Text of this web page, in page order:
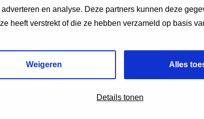
en analyse. Deze partners kunnen deze
heeft verstrekt of die ze hebben verzameld op basis
Weigeren Alles
Details tonen
Lange Noordstraat 62, Middelburg,
Middelburg